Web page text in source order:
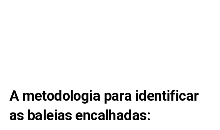
A metodologia para identificar
as baleias encalhadas: